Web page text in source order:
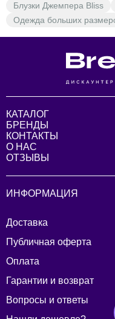
Блузки Джемпера Bliss
Одежда больших
КАТАЛОГ
БРЕНДЫ
КОНТАКТЫ
О НАС
ОТЗЫВЫ
ИНФОРМАЦИЯ
Доставка
Публичная оферта
Оплата
Гарантии и возврат
Вопросы и ответы